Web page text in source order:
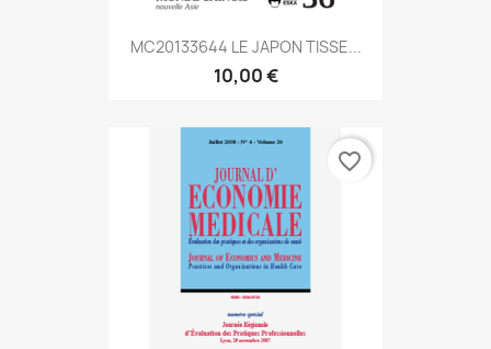
MC20133644 LE JAPON TISSE...
10,00 €
favorite_border